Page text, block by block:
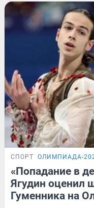
СПОРТ ОЛИМПИАДА-
«Попадание в
Ягудин оценил
Гуменника на